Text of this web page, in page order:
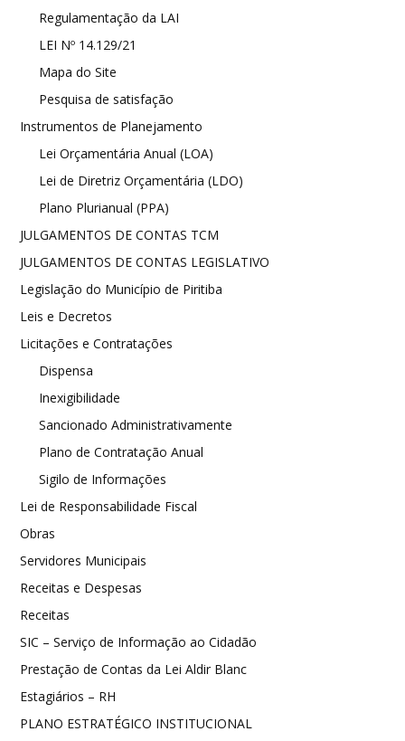
Regulamentação da LAI
LEI Nº 14.129/21
Mapa do Site
Pesquisa de satisfação
Instrumentos de Planejamento
Lei Orçamentária Anual (LOA)
Lei de Diretriz Orçamentária (LDO)
Plano Plurianual (PPA)
JULGAMENTOS DE CONTAS TCM
JULGAMENTOS DE CONTAS LEGISLATIVO
Legislação do Município de Piritiba
Leis e Decretos
Licitações e Contratações
Dispensa
Inexigibilidade
Sancionado Administrativamente
Plano de Contratação Anual
Sigilo de Informações
Lei de Responsabilidade Fiscal
Obras
Servidores Municipais
Receitas e Despesas
Receitas
SIC – Serviço de Informação ao Cidadão
Prestação de Contas da Lei Aldir Blanc
Estagiários – RH
PLANO ESTRATÉGICO INSTITUCIONAL